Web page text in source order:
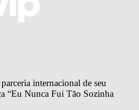
internacional de seu
“Eu Nunca Fui Tão Sozinha